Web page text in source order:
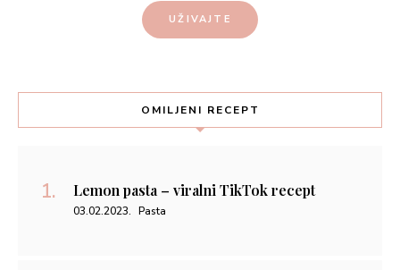
UŽIVAJTE
OMILJENI RECEPT
Lemon pasta – viralni TikTok recept
03.02.2023. Pasta